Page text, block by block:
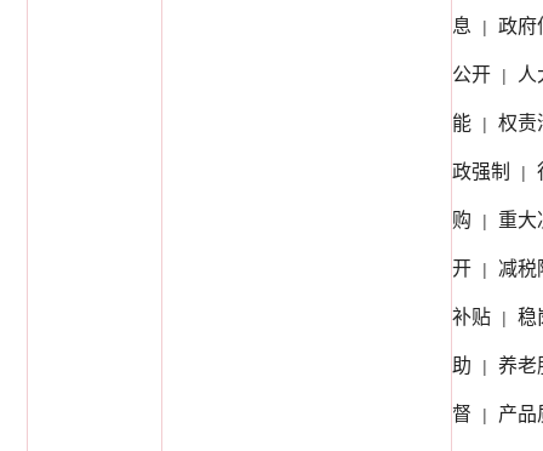
息 | 政府
公开 | 人
能 | 权责
政强制 |
购 | 重大
开 | 减税
补贴 | 稳
助 | 养老
督 | 产品